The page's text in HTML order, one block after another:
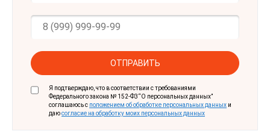
Ваш
телефон
Персональные
данные
Я подтверждаю, что в соответствии с требованиями
Федерального закона № 152-ФЗ “О персональных данных”
соглашаюсь с положением об обработке персональных данных и
даюсогласие на обработку моих персональных данных